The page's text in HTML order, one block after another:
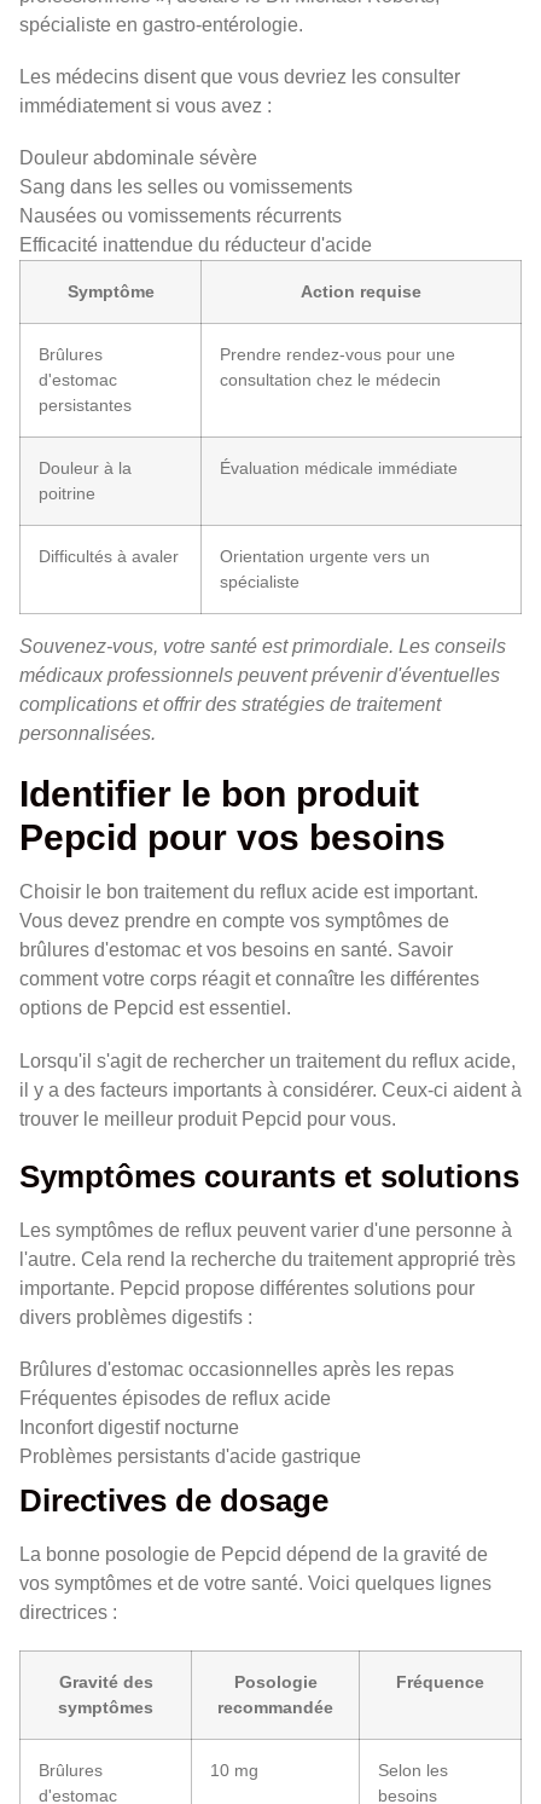
spécialiste en gastro-entérologie.
Les médecins disent que vous devriez les consulter
immédiatement si vous avez :
Douleur abdominale sévère
Sang dans les selles ou vomissements
Nausées ou vomissements récurrents
Efficacité inattendue du réducteur d'acide
Symptôme Action requise
Brûlures
d'estomac
persistantes
Prendre rendez-vous pour une
consultation chez le médecin
Douleur à la
poitrine
Évaluation médicale immédiate
Difficultés à avaler
Orientation urgente vers un
spécialiste
Souvenez-vous, votre santé est primordiale. Les conseils
médicaux professionnels peuvent prévenir d'éventuelles
complications et offrir des stratégies de traitement
personnalisées.
Identifier le bon produit
Pepcid pour vos besoins
Choisir le bon traitement du reflux acide est important.
Vous devez prendre en compte vos symptômes de
brûlures d'estomac et vos besoins en santé. Savoir
comment votre corps réagit et connaître les différentes
options de Pepcid est essentiel.
Lorsqu'il s'agit de rechercher un traitement du reflux acide,
il y a des facteurs importants à considérer. Ceux-ci aident à
trouver le meilleur produit Pepcid pour vous.
Symptômes courants et solutions
Les symptômes de reflux peuvent varier d'une personne à
l'autre. Cela rend la recherche du traitement approprié très
importante. Pepcid propose différentes solutions pour
divers problèmes digestifs :
Brûlures d'estomac occasionnelles après les repas
Fréquentes épisodes de reflux acide
Inconfort digestif nocturne
Problèmes persistants d'acide gastrique
Directives de dosage
La bonne posologie de Pepcid dépend de la gravité de
vos symptômes et de votre santé. Voici quelques lignes
directrices :
Gravité des
symptômes
Posologie
recommandée
Fréquence
Brûlures
d'estomac
10 mg
Selon les
besoins